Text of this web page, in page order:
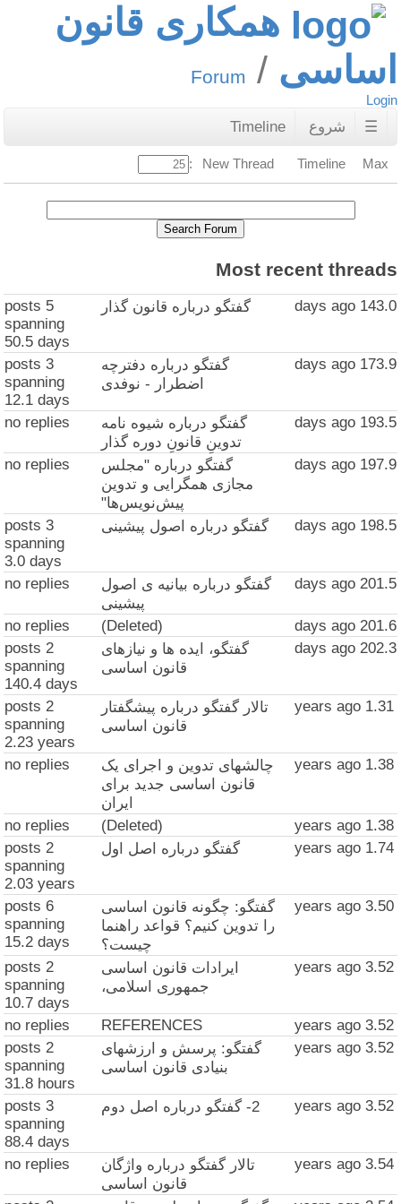
همکاری قانون
اساسی
Forum
Login
☰ شروع Timeline
New Thread Timeline Max:
Most recent threads
143.0 days ago گفتگو درباره قانون گذار
5 posts
spanning
50.5 days
173.9 days ago
گفتگو درباره دفترچه
اضطرار - نوفدی
3 posts
spanning
12.1 days
193.5 days ago
گفتگو درباره شیوه نامه
تدوینِ قانونِ دوره گذار
no replies
197.9 days ago
گفتگو درباره "مجلس
مجازی همگرایی و تدوین
پیش‌نویس‌ها"
no replies
198.5 days ago گفتگو درباره اصول پیشینی
3 posts
spanning
3.0 days
201.5 days ago
گفتگو درباره بیانیه ی اصول
پیشینی
no replies
201.6 days ago
(Deleted)
no replies
202.3 days ago
گفتگو، ایده ها و نیازهای
قانون اساسی
2 posts
spanning
140.4 days
1.31 years ago
تالار گفتگو درباره پیشگفتار
قانون اساسی
2 posts
spanning
2.23 years
1.38 years ago
چالشهای تدوین و اجرای یک
قانون اساسی جدید برای
ایران
no replies
1.38 years ago
(Deleted)
no replies
1.74 years ago
گفتگو درباره اصل اول
2 posts
spanning
2.03 years
3.50 years ago
گفتگو: چگونه قانون اساسی
را تدوین کنیم؟ قواعد راهنما
چیست؟
6 posts
spanning
15.2 days
3.52 years ago
ایرادات قانون اساسی
جمهوری اسلامی،
2 posts
spanning
10.7 days
3.52 years ago
REFERENCES
no replies
3.52 years ago
گفتگو: پرسش و ارزشهای
بنیادی قانون اساسی
2 posts
spanning
31.8 hours
3.52 years ago
2- گفتگو درباره اصل دوم
3 posts
spanning
88.4 days
3.54 years ago
تالار گفتگو درباره واژگان
قانون اساسی
no replies